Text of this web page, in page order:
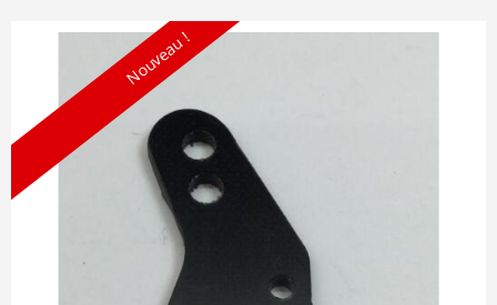
Nouveau !